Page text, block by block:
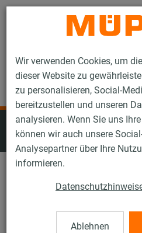
Wir verwenden Cookies, um
dieser Website zu
zu personalisieren, Social-
bereitzustellen und unseren
analysieren. Wenn Sie uns
können wir auch unsere
Analysepartner über Ihre
informieren.
Ablehnen
Schalldämmeinlage: Alle